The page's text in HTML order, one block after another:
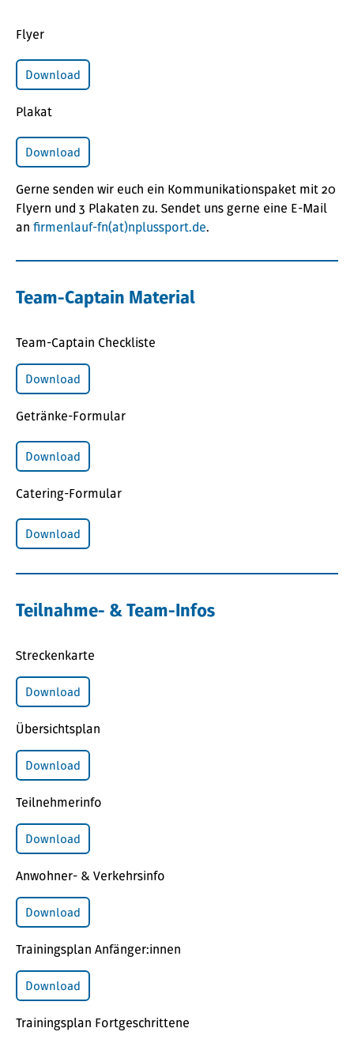
Flyer
Download
Plakat
Download
Gerne senden wir euch ein Kommunikationspaket mit 20
Flyern und 3 Plakaten zu. Sendet uns gerne eine E-Mail
an firmenlauf-fn(at)nplussport.de.
Team-Captain Material
Team-Captain Checkliste
Download
Getränke-Formular
Download
Catering-Formular
Download
Teilnahme- & Team-Infos
Streckenkarte
Download
Übersichtsplan
Download
Teilnehmerinfo
Download
Anwohner- & Verkehrsinfo
Download
Trainingsplan Anfänger:innen
Download
Trainingsplan Fortgeschrittene